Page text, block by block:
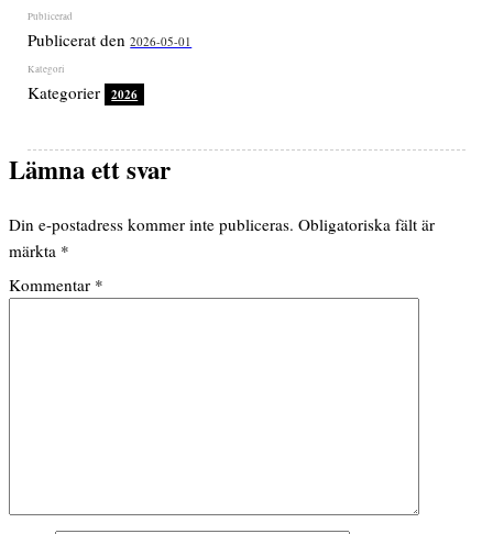
Publicerat den2026-05-01
Kategorier 2026
Lämna ett svar
Din e-postadress kommer inte publiceras. Obligatoriska fält är
märkta *
Kommentar *